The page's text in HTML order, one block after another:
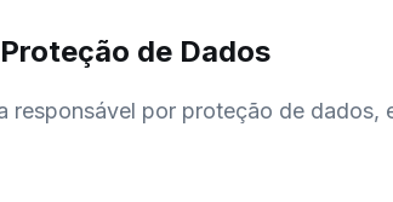
de Dados
responsável por proteção de